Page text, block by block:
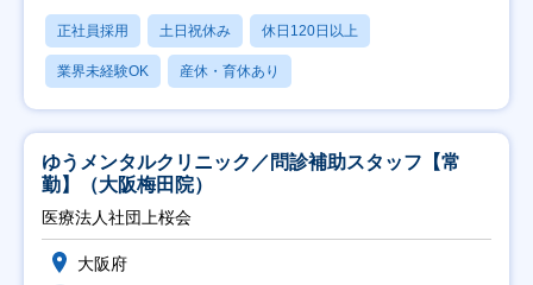
正社員採用 土日祝休み 休日120日以上
業界未経験OK 産休・育休あり
ゆうメンタルクリニック／問診補助スタッフ【常
勤】（大阪梅田院）
医療法人社団上桜会
大阪府